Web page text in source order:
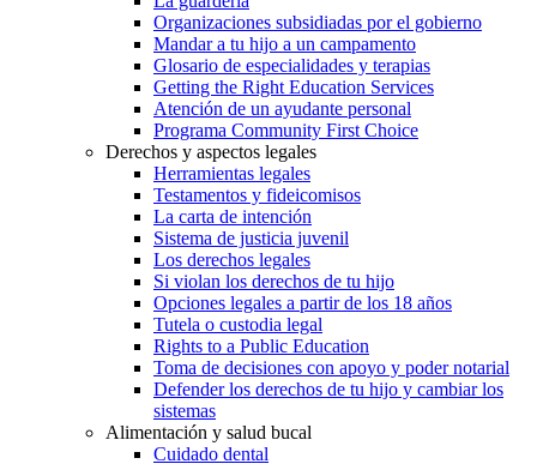
Organizaciones subsidiadas por el gobierno
Mandar a tu hijo a un campamento
Glosario de especialidades y terapias
Getting the Right Education Services
Atención de un ayudante personal
Programa Community First Choice
Derechos y aspectos legales
Herramientas legales
Testamentos y fideicomisos
La carta de intención
Sistema de justicia juvenil
Los derechos legales
Si violan los derechos de tu hijo
Opciones legales a partir de los 18 años
Tutela o custodia legal
Rights to a Public Education
Toma de decisiones con apoyo y poder notarial
Defender los derechos de tu hijo y cambiar los
sistemas
Alimentación y salud bucal
Cuidado dental